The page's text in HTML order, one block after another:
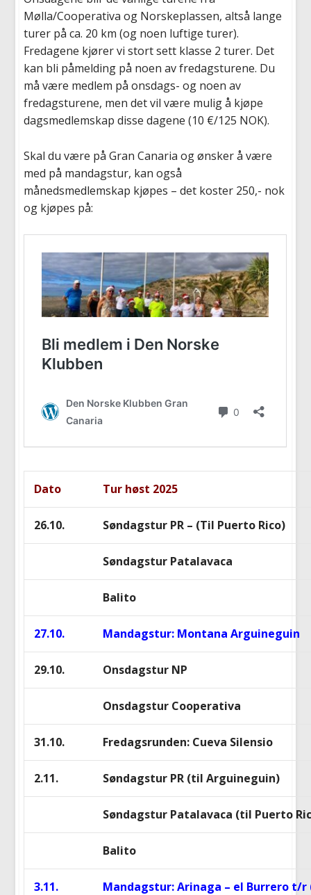
Mølla/Cooperativa og Norskeplassen, altså lange
turer på ca. 20 km (og noen luftige turer).
Fredagene kjører vi stort sett klasse 2 turer. Det
kan bli påmelding på noen av fredagsturene. Du
må være medlem på onsdags- og noen av
fredagsturene, men det vil være mulig å kjøpe
dagsmedlemskap disse dagene (10 €/125 NOK).
Skal du være på Gran Canaria og ønsker å være
med på mandagstur, kan også
månedsmedlemskap kjøpes – det koster 250,- nok
og kjøpes på:
Dato Tur høst 2025
26.10. Søndagstur PR – (Til Puerto Rico)
Søndagstur Patalavaca
Balito
27.10. Mandagstur: Montana Arguineguin
29.10. Onsdagstur NP
Onsdagstur Cooperativa
31.10. Fredagsrunden: Cueva Silensio
2.11. Søndagstur PR (til Arguineguin)
Søndagstur Patalavaca (til Puerto
Balito
3.11. Mandagstur: Arinaga – el Burrero t/r